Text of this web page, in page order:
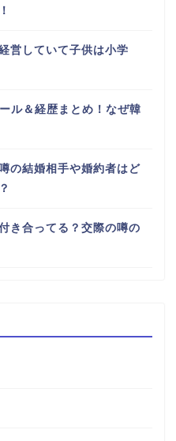
営していて子供は小学
ル＆経歴まとめ！なぜ韓
の結婚相手や婚約者はど
き合ってる？交際の噂の